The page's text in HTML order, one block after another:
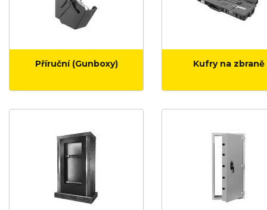
Příruční (Gunboxy) Kufry na zbraně